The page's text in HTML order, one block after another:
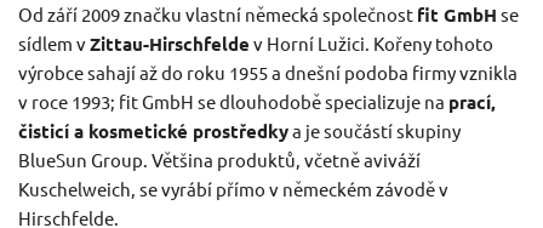
Od září 2009 značku vlastní německá společnost fit GmbH se
sídlem vZittau-Hirschfelde v Horní Lužici. Kořeny tohoto
výrobce sahají až do roku 1955 a dnešní podoba firmy vznikla
v roce 1993; fit GmbH se dlouhodobě specializuje na prací,
čisticí a kosmetické prostředkya je součástí skupiny
BlueSun Group. Většina produktů, včetně aviváží
Kuschelweich, se vyrábí přímo v německém závodě v
Hirschfelde.